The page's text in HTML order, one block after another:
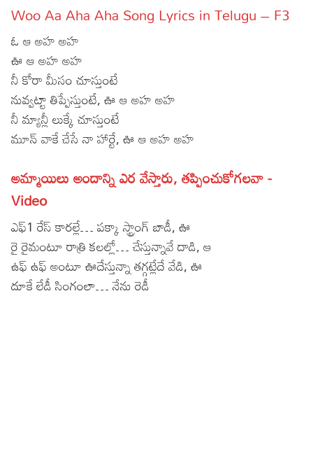
Articles
Facts
Devotional
Christianity
Hinduism
Hindi
Lyrics in Hindi – Devotional Songs
Lyrics in Hindi – Movie Songs
Lyrics in Tamil – Devotional Songs
Lyrics in Tamil – Movie Songs
Kannada
Lyrics in Kannada – Movie Songs
Woo Aa Aha Aha Song Lyrics in Telugu – F3
ఓ ఆ అహ అహ
ఊ ఆ అహ అహ
నీ కోరా మీసం చూస్తుంటే
నువ్వట్టా తిప్పేస్తుంటే, ఊ ఆ అహ అహ
నీ మ్యాన్లీ లుక్కే చూస్తుంటే
మూన్ వాకే చేసే నా హార్టే, ఊ ఆ అహ అహ
అమ్మాయిలు అందాన్ని ఎర వేస్తారు, తప్పించుకోగలవా -
Video
ఎఫ్1 రేస్ కారల్లే… పక్కా స్ట్రాంగ్ బాడీ, ఊ
రై రైమంటూ రాత్రి కలల్లో… చేస్తున్నావే దాడి, ఆ
ఉఫ్ ఉఫ్ అంటూ ఊదేస్తున్నా తగ్గట్లేదే వేడి, ఊ
దూకే లేడీ సింగంలా… నేను రెడీ